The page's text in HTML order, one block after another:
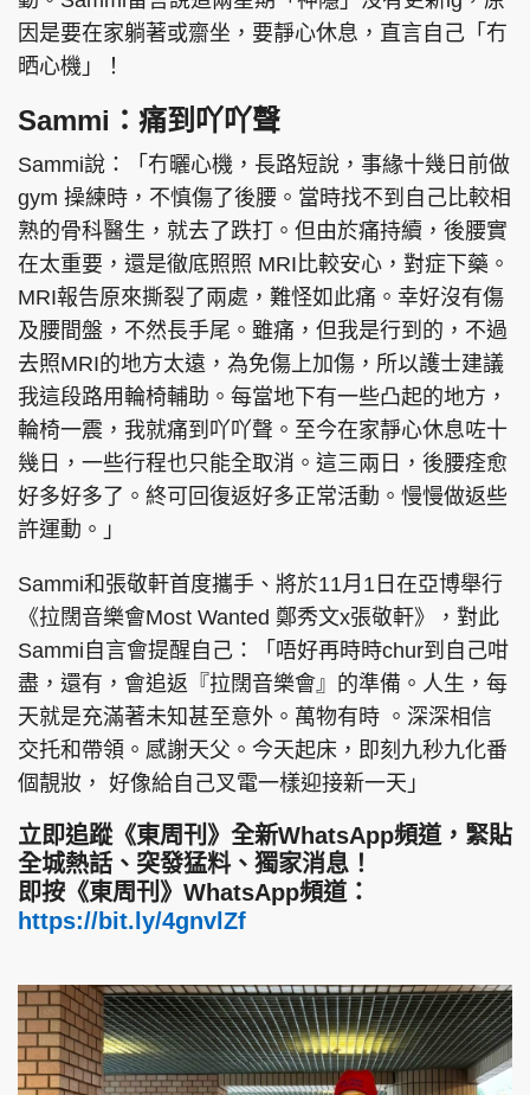
PCM 電腦廣場
頭條日報 星島環球 The Standard
親子王 Oh!爸媽 JobMarket
頭條搵工 EDUPLUS
關於我們
隱私政策聲明
Copyright © 東周網 版權所有 . 不得轉載
©Eastweek.com.hk. All rights reserved.
因是要在家躺著或齋坐，要靜心休息，直言自己「冇
晒心機」！
Sammi：痛到吖吖聲
Sammi說：「冇曬心機，長路短說，事緣十幾日前做
gym 操練時，不慎傷了後腰。當時找不到自己比較相
熟的骨科醫生，就去了跌打。但由於痛持續，後腰實
在太重要，還是徹底照照 MRI比較安心，對症下藥。
MRI報告原來撕裂了兩處，難怪如此痛。幸好沒有傷
及腰間盤，不然長手尾。雖痛，但我是行到的，不過
去照MRI的地方太遠，為免傷上加傷，所以護士建議
我這段路用輪椅輔助。每當地下有一些凸起的地方，
輪椅一震，我就痛到吖吖聲。至今在家靜心休息咗十
幾日，一些行程也只能全取消。這三兩日，後腰痊愈
好多好多了。終可回復返好多正常活動。慢慢做返些
許運動。」
Sammi和張敬軒首度攜手、將於11月1日在亞博舉行
《拉闊音樂會Most Wanted 鄭秀文x張敬軒》，對此
Sammi自言會提醒自己：「唔好再時時chur到自己咁
盡，還有，會追返『拉闊音樂會』的準備。人生，每
天就是充滿著未知甚至意外。萬物有時 。深深相信
交托和帶領。感謝天父。今天起床，即刻九秒九化番
個靚妝， 好像給自己叉電一樣迎接新一天」
立即追蹤《東周刊》全新WhatsApp頻道，緊貼
全城熱話、突發猛料、獨家消息！
即按《東周刊》WhatsApp頻道：
https://bit.ly/4gnvlZf